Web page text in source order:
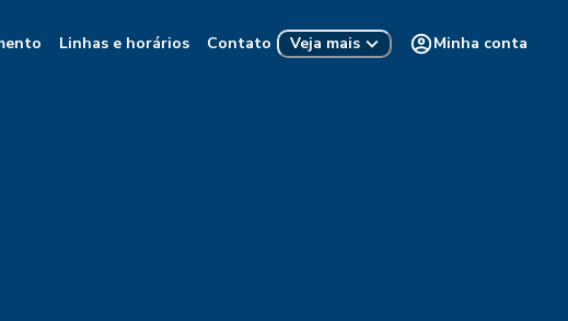
Linhas e horários Contato Veja mais Minha conta